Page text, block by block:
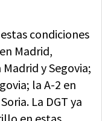
condiciones
Madrid,
y Segovia;
la A-2 en
La DGT ya